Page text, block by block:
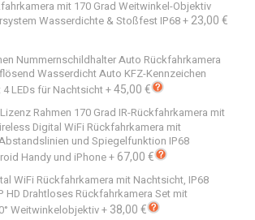
mit 170 Grad Weitwinkel-Objektiv
Wasserdichte & Stoßfest IP68+23,00 €
Nummernschildhalter Auto Rückfahrkamera
Wasserdicht Auto KFZ-Kennzeichen
LEDs für Nachtsicht+45,00 €
Rahmen 170 Grad IR-Rückfahrkamera mit
Digital WiFi Rückfahrkamera mit
und Spiegelfunktion IP68
Handy und iPhone+67,00 €
WiFi Rückfahrkamera mit Nachtsicht, IP68
HD Drahtloses Rückfahrkamera Set mit
Weitwinkelobjektiv+ 38,00 €